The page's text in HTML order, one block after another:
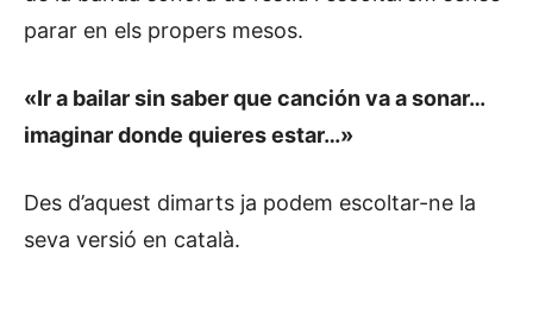
parar en els propers mesos.
«Ir a bailar sin saber que canción va a sonar…
imaginar donde quieres estar…»
Des d’aquest dimarts ja podem escoltar-ne la
seva versió en català.